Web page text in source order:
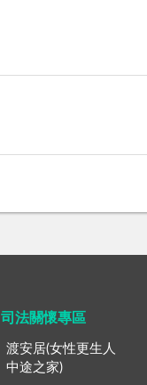
司法關懷專區
渡安居(女性更生人
中途之家)